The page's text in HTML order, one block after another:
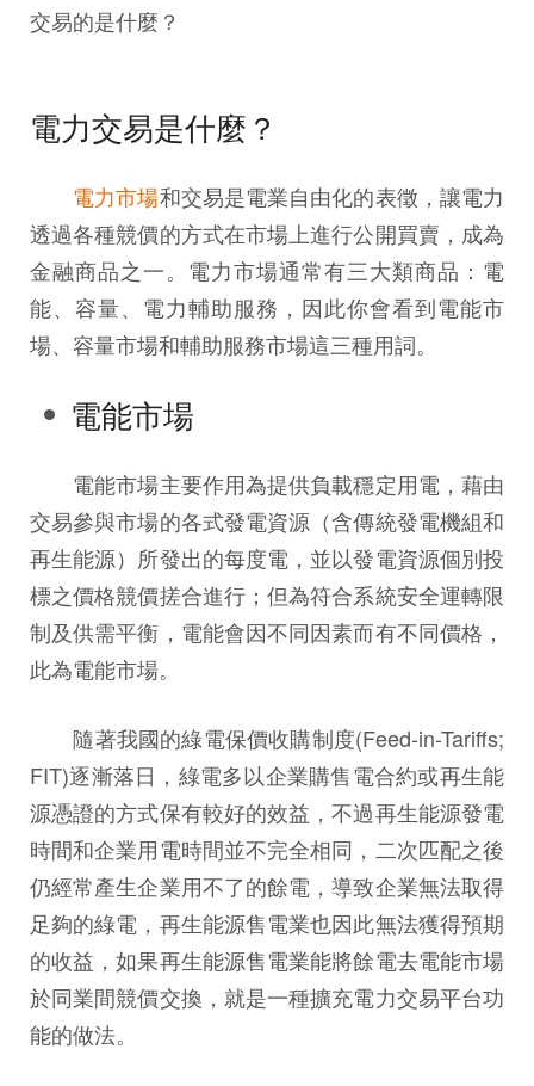
交易的是什麼？
電力交易是什麼？
電力市場和交易是電業自由化的表徵，讓電力
透過各種競價的方式在市場上進行公開買賣，成為
金融商品之一。電力市場通常有三大類商品：電
能、容量、電力輔助服務，因此你會看到電能市
場、容量市場和輔助服務市場這三種用詞。
電能市場
電能市場主要作用為提供負載穩定用電，藉由
交易參與市場的各式發電資源（含傳統發電機組和
再生能源）所發出的每度電，並以發電資源個別投
標之價格競價搓合進行；但為符合系統安全運轉限
制及供需平衡，電能會因不同因素而有不同價格，
此為電能市場。
隨著我國的綠電保價收購制度(Feed-in-Tariffs;
FIT)逐漸落日，綠電多以企業購售電合約或再生能
源憑證的方式保有較好的效益，不過再生能源發電
時間和企業用電時間並不完全相同，二次匹配之後
仍經常產生企業用不了的餘電，導致企業無法取得
足夠的綠電，再生能源售電業也因此無法獲得預期
的收益，如果再生能源售電業能將餘電去電能市場
於同業間競價交換，就是一種擴充電力交易平台功
能的做法。